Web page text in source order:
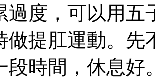
過度，可以用五
做提肛運動。先
段時間，休息好